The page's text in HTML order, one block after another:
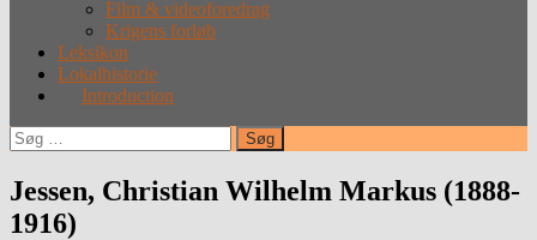
Film & videoforedrag
Krigens forløb
Leksikon
Lokalhistorie
Introduction
Søg
efter:
Jessen, Christian Wilhelm Markus (1888-
1916)